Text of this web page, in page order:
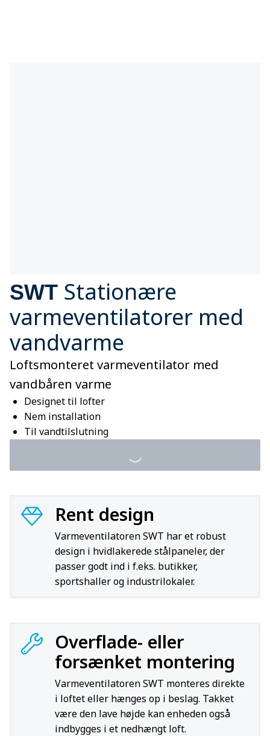
SWT Stationære
varmeventilatorer med
vandvarme
Loftsmonteret varmeventilator med
vandbåren varme
Designet til lofter
Nem installation
Til vandtilslutning
Rent design
Varmeventilatoren SWT har et robust
design i hvidlakerede stålpaneler, der
passer godt ind i f.eks. butikker,
sportshaller og industrilokaler.
Overflade- eller
forsænket montering
Varmeventilatoren SWT monteres direkte
i loftet eller hænges op i beslag. Takket
være den lave højde kan enheden også
indbygges i et nedhængt loft.